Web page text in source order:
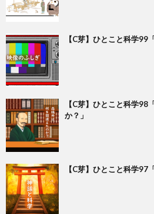
【C芽】ひとこと科学99
【C芽】ひとこと科学98
か？」
【C芽】ひとこと科学97